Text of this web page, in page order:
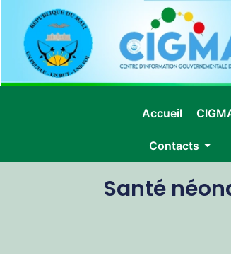
Accueil
Contacts
Santé